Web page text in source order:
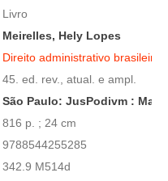
Livro
Meirelles, Hely Lopes
Direito administrativo brasileiro
45. ed. rev., atual. e ampl.
São Paulo: JusPodivm :
816 p. ; 24 cm
9788544255285
342.9 M514d